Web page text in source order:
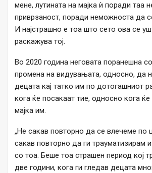
мене, лутината на мајка ѝ поради таа
приврзаност, поради неможноста да
И најстрашно е тоа што сето ова се
раскажува тој.
Во 2020 година неговата поранешна
промена на видувањата, односно, да
децата кај татко им по дотогашниот
кога ќе посакаат тие, односно кога
мајка им.
„Не сакав повторно да се влечеме по
сакав повторно да ги трауматизирам
со тоа. Беше тоа страшен период кој
две години, кога ги гледав децата